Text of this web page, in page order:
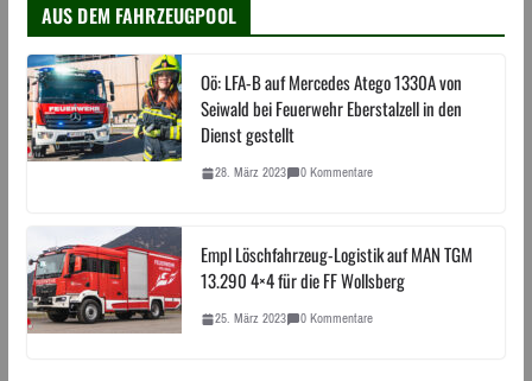
AUS DEM FAHRZEUGPOOL
Oö: LFA-B auf Mercedes Atego 1330A von
Seiwald bei Feuerwehr Eberstalzell in den
Dienst gestellt
28. März 2023 0 Kommentare
Empl Löschfahrzeug-Logistik auf MAN TGM
13.290 4×4 für die FF Wollsberg
25. März 2023 0 Kommentare